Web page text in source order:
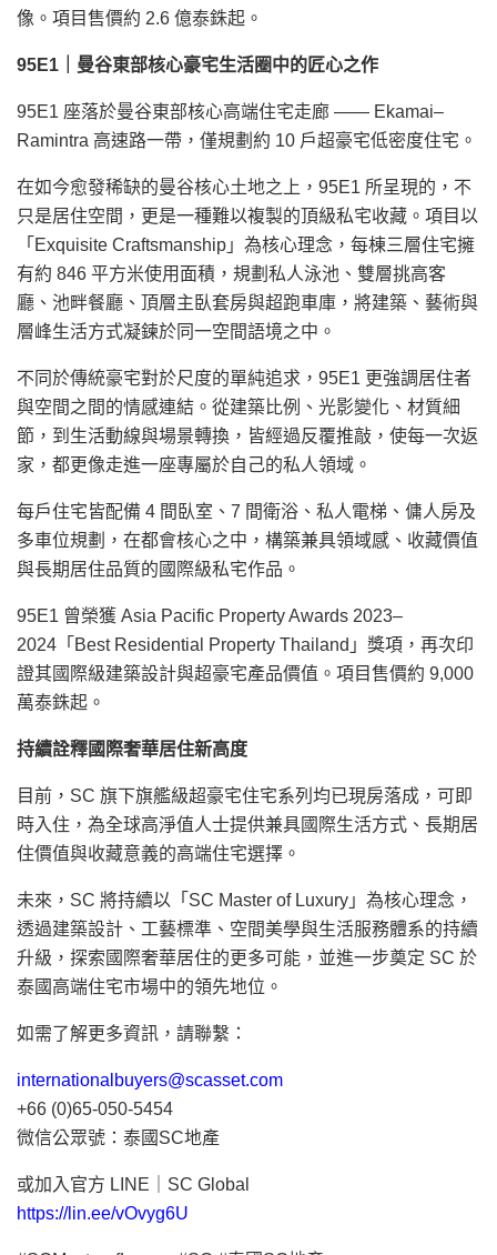
像。項目售價約 2.6 億泰銖起。
95E1 ｜曼谷東部核心豪宅生活圈中的匠心之作
95E1 座落於曼谷東部核心高端住宅走廊 —— Ekamai–
Ramintra 高速路一帶，僅規劃約 10 戶超豪宅低密度住宅。
在如今愈發稀缺的曼谷核心土地之上，95E1 所呈現的，不
只是居住空間，更是一種難以複製的頂級私宅收藏。項目以
「Exquisite Craftsmanship」為核心理念，每棟三層住宅擁
有約 846 平方米使用面積，規劃私人泳池、雙層挑高客
廳、池畔餐廳、頂層主臥套房與超跑車庫，將建築、藝術與
層峰生活方式凝鍊於同一空間語境之中。
不同於傳統豪宅對於尺度的單純追求，95E1 更強調居住者
與空間之間的情感連結。從建築比例、光影變化、材質細
節，到生活動線與場景轉換，皆經過反覆推敲，使每一次返
家，都更像走進一座專屬於自己的私人領域。
每戶住宅皆配備 4 間臥室、7 間衛浴、私人電梯、傭人房及
多車位規劃，在都會核心之中，構築兼具領域感、收藏價值
與長期居住品質的國際級私宅作品。
95E1 曾榮獲 Asia Pacific Property Awards 2023–
2024「Best Residential Property Thailand」獎項，再次印
證其國際級建築設計與超豪宅產品價值。項目售價約 9,000
萬泰銖起。
持續詮釋國際奢華居住新高度
目前，SC 旗下旗艦級超豪宅住宅系列均已現房落成，可即
時入住，為全球高淨值人士提供兼具國際生活方式、長期居
住價值與收藏意義的高端住宅選擇。
未來，SC 將持續以「SC Master of Luxury」為核心理念，
透過建築設計、工藝標準、空間美學與生活服務體系的持續
升級，探索國際奢華居住的更多可能，並進一步奠定 SC 於
泰國高端住宅市場中的領先地位。
如需了解更多資訊，請聯繫：
internationalbuyers@scasset.com
+66 (0)65-050-5454
微信公眾號：泰國SC地產
或加入官方 LINE｜SC Global
https://lin.ee/vOvyg6U